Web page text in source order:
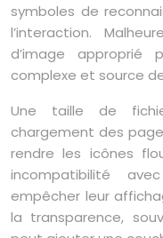
symboles de
l’interaction.
d’image approprié
complexe et source
Une taille de
chargement des
rendre les icônes
incompatibilité
empêcher leur
la transparence,